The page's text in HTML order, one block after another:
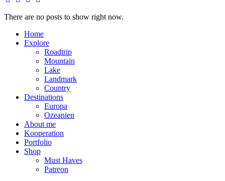
There are no posts to show right now.
Home
Explore
Roadtrip
Mountain
Lake
Landmark
Country
Destinations
Europa
Ozeanien
About me
Kooperation
Portfolio
Shop
Must Haves
Patreon